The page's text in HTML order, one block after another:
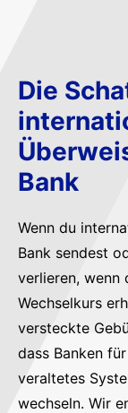
Die
Bank
Wenn du
Bank sendest
verlieren, wenn
Wechselkurs
versteckte
dass Banken
veraltetes
wechseln. Wir